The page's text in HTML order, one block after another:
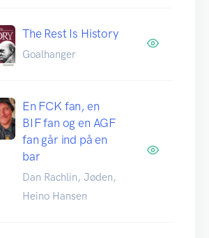
The Rest Is History
Goalhanger
En FCK fan, en
BIF fan og en AGF
fan går ind på en
bar
Dan Rachlin, Jøden,
Heino Hansen